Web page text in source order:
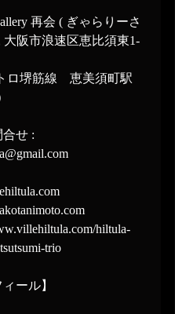
再会 ( ぎゃらりーさ
大阪市浪速区恵比須東1-
ロ堺筋線　恵美須町駅
せ :
hiltula-
trio
ィール】